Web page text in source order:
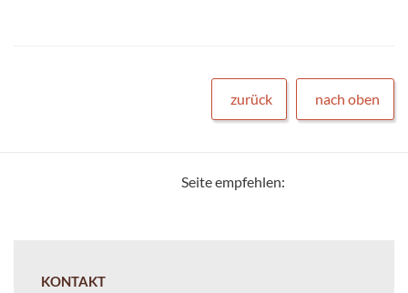
zurück nach oben
Seite empfehlen:
KONTAKT